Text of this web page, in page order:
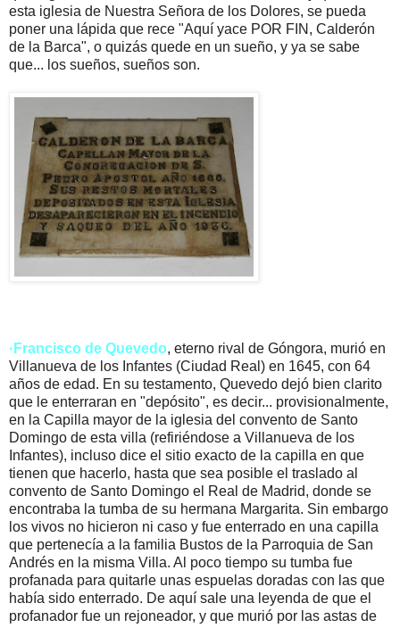
esta iglesia de Nuestra Señora de los Dolores, se pueda
poner una lápida que rece "Aquí yace POR FIN, Calderón
de la Barca", o quizás quede en un sueño, y ya se sabe
que... los sueños, sueños son.
·Francisco de Quevedo, eterno rival de Góngora, murió en
Villanueva de los Infantes (Ciudad Real) en 1645, con 64
años de edad. En su testamento, Quevedo dejó bien clarito
que le enterraran en "depósito", es decir... provisionalmente,
en la Capilla mayor de la iglesia del convento de Santo
Domingo de esta villa (refiriéndose a Villanueva de los
Infantes), incluso dice el sitio exacto de la capilla en que
tienen que hacerlo, hasta que sea posible el traslado al
convento de Santo Domingo el Real de Madrid, donde se
encontraba la tumba de su hermana Margarita. Sin embargo
los vivos no hicieron ni caso y fue enterrado en una capilla
que pertenecía a la familia Bustos de la Parroquia de San
Andrés en la misma Villa. Al poco tiempo su tumba fue
profanada para quitarle unas espuelas doradas con las que
había sido enterrado. De aquí sale una leyenda de que el
profanador fue un rejoneador, y que murió por las astas de